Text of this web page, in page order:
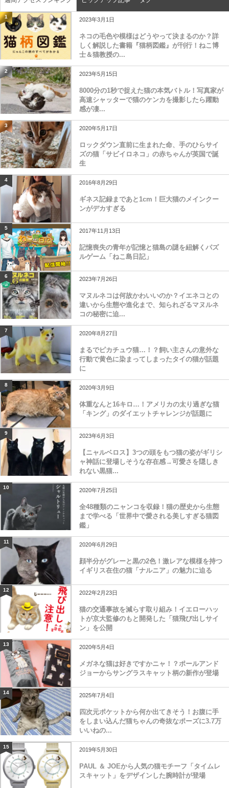
1 2023年3月1日
ネコの毛色や模様はどうやって決まるのか？詳
しく解説した書籍『猫柄図鑑』が刊行！ねこ博
士＆猫教授の...
2 2023年5月15日
8000分の1秒で捉えた猫の本気バトル！写真家が
高速シャッターで猫のケンカを撮影したら躍動
感が凄...
3 2020年5月17日
ロックダウン直前に生まれた命、手のひらサイ
ズの猫「サビイロネコ」の赤ちゃんが英国で誕
生
4 2016年8月29日
ギネス記録まであと1cm！巨大猫のメインクー
ンがデカすぎる
5 2017年11月13日
記憶喪失の青年が記憶と猫島の謎を紐解くパズ
ルゲーム「ねこ島日記」
6 2023年7月26日
マヌルネコは何故かわいいのか？イエネコとの
違いから生態や進化まで、知られざるマヌルネ
コの秘密に迫...
7 2020年8月27日
まるでピカチュウ猫…！？飼い主さんの意外な
行動で黄色に染まってしまったタイの猫が話題
に
8 2020年3月9日
体重なんと16キロ…！アメリカの太り過ぎな猫
「キング」のダイエットチャレンジが話題に
9 2023年6月3日
【ニャルベロス】3つの頭をもつ猫の姿がギリシ
ャ神話に登場しそうな存在感→可愛さを隠しき
れない黒猫...
10 2020年7月25日
全48種類のニャンコを収録！猫の歴史から生態
まで学べる「世界中で愛される美しすぎる猫図
鑑」
11 2020年6月29日
顔半分がグレーと黒の2色！激レアな模様を持つ
イギリス在住の猫「ナルニア」の魅力に迫る
12 2022年2月23日
猫の交通事故を減らす取り組み！イエローハッ
トが京大監修のもと開発した「猫飛び出しサイ
ン」を公開
13 2020年5月4日
メガネな猫は好きですかニャ！？ポールアンド
ジョーからサングラスキャット柄の新作が登場
14 2025年7月4日
四次元ポケットから何か出てきそう！お腹に手
をしまい込んだ猫ちゃんの奇抜なポーズに3.7万
いいねの...
15 2019年5月30日
PAUL ＆ JOEから人気の猫モチーフ「タイムレ
スキャット」をデザインした腕時計が登場